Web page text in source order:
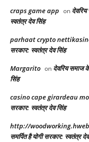
craps game app on
स्वतंत्र देव सिंह
parhaat crypto
सरकार: स्वतंत्र देव सिंह
Margarito on देवरिय समाज
सिंह
casino cape girardeau mo
सरकार: स्वतंत्र देव सिंह
http://
समर्पित है योगी सरकार: स्वतंत्र